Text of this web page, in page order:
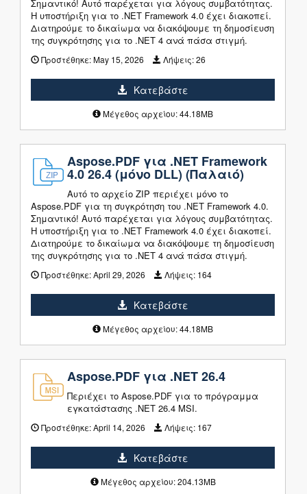
Σημαντικό! Αυτό παρέχεται για λόγους συμβατότητας.
Η υποστήριξη για το .NET Framework 4.0 έχει διακοπεί.
Διατηρούμε το δικαίωμα να διακόψουμε τη δημοσίευση
της συγκρότησης για το .NET 4 ανά πάσα στιγμή.
Προστέθηκε:May 15, 2026 Λήψεις:26
Κατεβάστε
Μέγεθος αρχείου: 44.18MB
Aspose.PDF για .NET Framework
4.0 26.4 (μόνο DLL) (Παλαιό)
Αυτό το αρχείο ZIP περιέχει μόνο το
Aspose.PDF για τη συγκρότηση του .NET Framework 4.0.
Σημαντικό! Αυτό παρέχεται για λόγους συμβατότητας.
Η υποστήριξη για το .NET Framework 4.0 έχει διακοπεί.
Διατηρούμε το δικαίωμα να διακόψουμε τη δημοσίευση
της συγκρότησης για το .NET 4 ανά πάσα στιγμή.
Προστέθηκε:April 29, 2026 Λήψεις: 164
Κατεβάστε
Μέγεθος αρχείου: 44.18MB
Aspose.PDF για .NET 26.4
Περιέχει το Aspose.PDF για το πρόγραμμα
εγκατάστασης .NET 26.4 MSI.
Προστέθηκε:April 14, 2026 Λήψεις: 167
Κατεβάστε
Μέγεθος αρχείου: 204.13MB